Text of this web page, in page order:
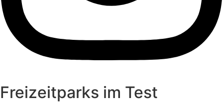
Freizeitparks im Test